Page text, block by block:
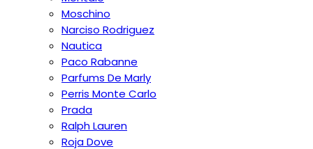
Moschino
Narciso Rodriguez
Nautica
Paco Rabanne
Parfums De Marly
Perris Monte Carlo
Prada
Ralph Lauren
Roja Dove